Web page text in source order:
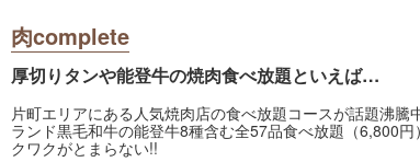
肉complete
厚切りタンや能登牛の焼肉食べ放題といえば…
片町エリアにある人気焼肉店の食べ放題コースが話題沸
ランド黒毛和牛の能登牛8種含む全57品食べ放題（6,800
クワクがとまらない!!